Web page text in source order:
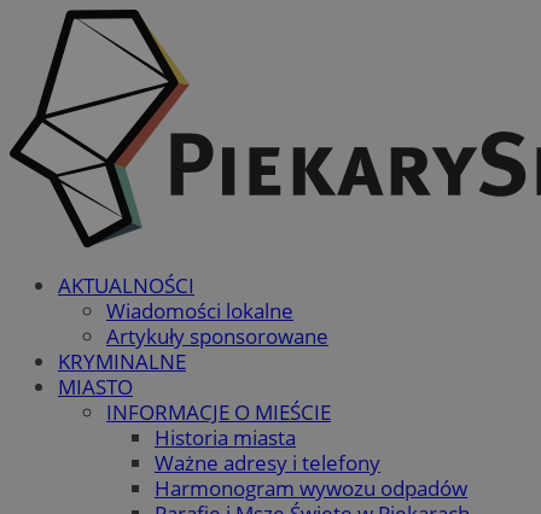
AKTUALNOŚCI
Wiadomości lokalne
Artykuły sponsorowane
KRYMINALNE
MIASTO
INFORMACJE O MIEŚCIE
Historia miasta
Ważne adresy i telefony
Harmonogram wywozu odpadów